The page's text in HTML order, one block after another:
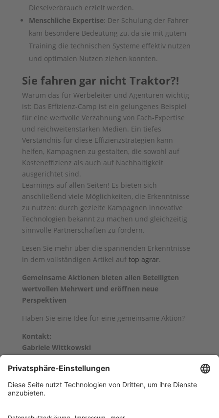
Dieselverbrauch erzielt werden.
Menschliche Expertise: Der Schulung der Fahrer
kam besondere Bedeutung zu, da sie mit gutem
Training die technischen Systeme effektiv nutzen
und optimalen Nutzen ziehen konnten.
Sie fahren gar nicht Traktor?!
Warum das für Werbeleiter und Agenturen wichtig
ist: Das Effizienz-Camp ist ein gelungenes Beispiel
für eine wertvolle Verzahnung von Fach-Expertise
und reichweitenstarken Medien. Ein tiefes
Verständnis für diese Effizienzstrategien kann
helfen, Kampagnen zu gestalten, die sowohl auf
Kosteneffizienz als auch auf Nachhaltigkeit
ausgerichtet sind.
Learnings auf allen Seiten! Es bieten sich
anschließend viele Möglichkeiten, die Erkenntnisse
zu nutzen: durch gezielte Kampagnen innovative
Technologien bekannt zu machen und gleichzeitig
sinnvolle Partnerschaften zu fördern.
Lesen Sie mehr über die spannenden Erkenntnisse
in dem vollständigen Artikel auf top agrar.
Gemeinsame Aktionen bieten allen Beteiligten
wertvollen Mehrwert und eröffnen neue
Perspektiven
Haben Sie eine Idee für eine gemeinsame Aktion?
Kontakt:
Gabriele Wittkowski
Tel.: +49 (0) 2501/ 801 17 00
zurück